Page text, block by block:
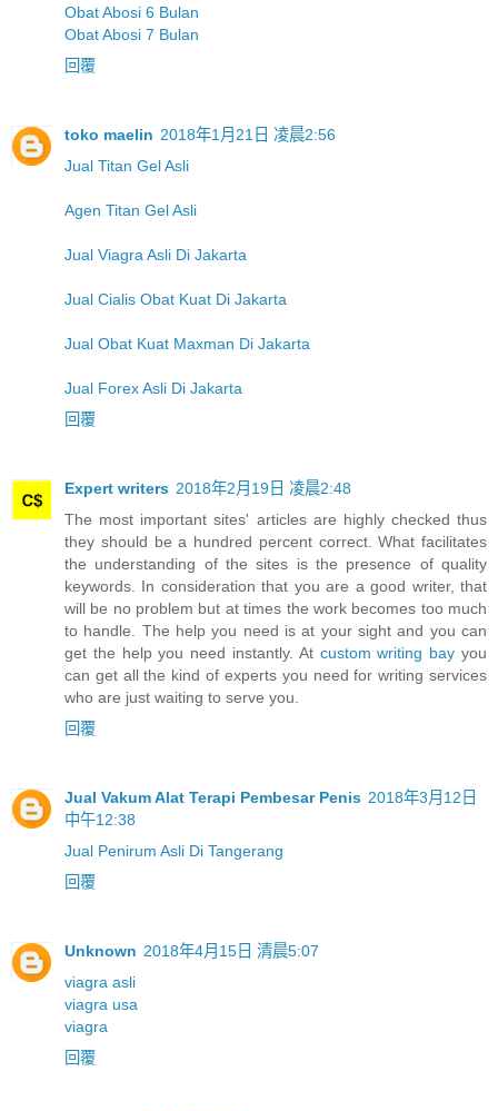
Obat Abosi 6 Bulan
Obat Abosi 7 Bulan
回覆
toko maelin 2018年1月21日 凌晨2:56
Jual Titan Gel Asli
Agen Titan Gel Asli
Jual Viagra Asli Di Jakarta
Jual Cialis Obat Kuat Di Jakarta
Jual Obat Kuat Maxman Di Jakarta
Jual Forex Asli Di Jakarta
回覆
Expert writers 2018年2月19日 凌晨2:48
The most important sites' articles are highly checked thus
they should be a hundred percent correct. What facilitates
the understanding of the sites is the presence of quality
keywords. In consideration that you are a good writer, that
will be no problem but at times the work becomes too much
to handle. The help you need is at your sight and you can
get the help you need instantly. At custom writing bay you
can get all the kind of experts you need for writing services
who are just waiting to serve you.
回覆
Jual Vakum Alat Terapi Pembesar Penis 2018年3月12日
中午12:38
Jual Penirum Asli Di Tangerang
回覆
Unknown 2018年4月15日 清晨5:07
viagra asli
viagra usa
viagra
回覆